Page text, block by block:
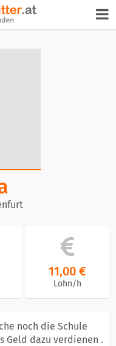
11,00 €
Lohn/h
noch die Schule
Geld dazu verdienen .